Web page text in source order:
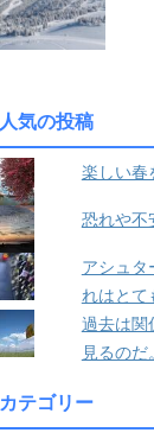
人気の投稿
楽しい春
恐れや不
アシュ
れはとて
過去は関
見るのだ
カテゴリー